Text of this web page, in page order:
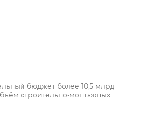
бюджет более 10,5 млрд
строительно-монтажных